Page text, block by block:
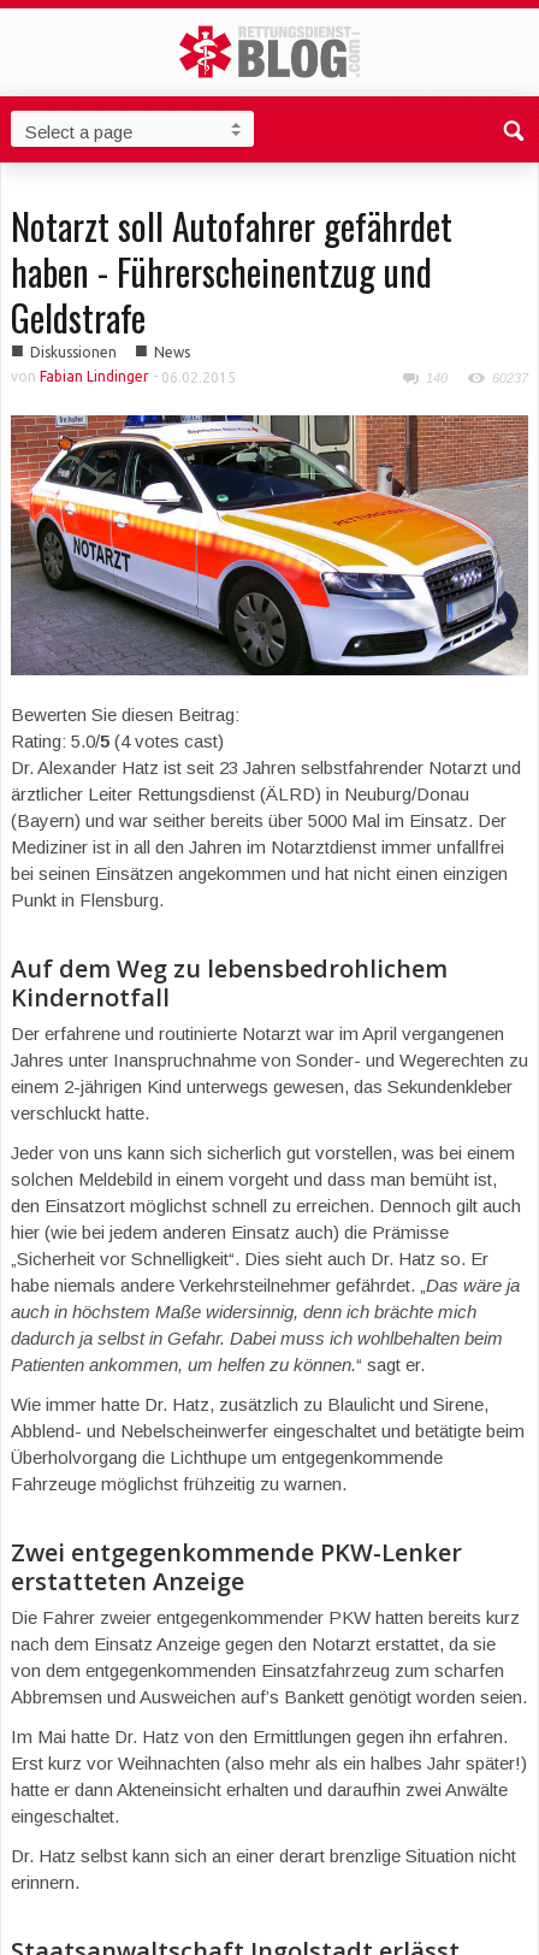
Notarzt soll Autofahrer gefährdet
haben - Führerscheinentzug und
Geldstrafe
■ Diskussionen ■ News
von Fabian Lindinger - 06.02.2015 140 60237
Bewerten Sie diesen Beitrag:
Rating: 5.0/5 (4 votes cast)
Dr. Alexander Hatz ist seit 23 Jahren selbstfahrender Notarzt und
ärztlicher Leiter Rettungsdienst (ÄLRD) in Neuburg/Donau
(Bayern) und war seither bereits über 5000 Mal im Einsatz. Der
Mediziner ist in all den Jahren im Notarztdienst immer unfallfrei
bei seinen Einsätzen angekommen und hat nicht einen einzigen
Punkt in Flensburg.
Auf dem Weg zu lebensbedrohlichem
Kindernotfall
Der erfahrene und routinierte Notarzt war im April vergangenen
Jahres unter Inanspruchnahme von Sonder- und Wegerechten zu
einem 2-jährigen Kind unterwegs gewesen, das Sekundenkleber
verschluckt hatte.
Jeder von uns kann sich sicherlich gut vorstellen, was bei einem
solchen Meldebild in einem vorgeht und dass man bemüht ist,
den Einsatzort möglichst schnell zu erreichen. Dennoch gilt auch
hier (wie bei jedem anderen Einsatz auch) die Prämisse
„Sicherheit vor Schnelligkeit“. Dies sieht auch Dr. Hatz so. Er
habe niemals andere Verkehrsteilnehmer gefährdet. „ Das wäre ja
auch in höchstem Maße widersinnig, denn ich brächte mich
dadurch ja selbst in Gefahr. Dabei muss ich wohlbehalten beim
Patienten ankommen, um helfen zu können.“ sagt er.
Wie immer hatte Dr. Hatz, zusätzlich zu Blaulicht und Sirene,
Abblend- und Nebelscheinwerfer eingeschaltet und betätigte beim
Überholvorgang die Lichthupe um entgegenkommende
Fahrzeuge möglichst frühzeitig zu warnen.
Zwei entgegenkommende PKW-Lenker
erstatteten Anzeige
Die Fahrer zweier entgegenkommender PKW hatten bereits kurz
nach dem Einsatz Anzeige gegen den Notarzt erstattet, da sie
von dem entgegenkommenden Einsatzfahrzeug zum scharfen
Abbremsen und Ausweichen auf’s Bankett genötigt worden seien.
Im Mai hatte Dr. Hatz von den Ermittlungen gegen ihn erfahren.
Erst kurz vor Weihnachten (also mehr als ein halbes Jahr später!)
hatte er dann Akteneinsicht erhalten und daraufhin zwei Anwälte
eingeschaltet.
Dr. Hatz selbst kann sich an einer derart brenzlige Situation nicht
erinnern.